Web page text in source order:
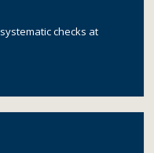
checks at